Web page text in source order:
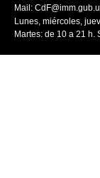
Mail:
Lunes, miércoles,
Martes: de 10 a 21 h.